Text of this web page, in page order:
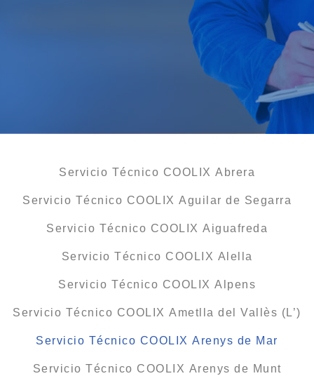
Servicio Técnico COOLIX Abrera
Servicio Técnico COOLIX Aguilar de Segarra
Servicio Técnico COOLIX Aiguafreda
Servicio Técnico COOLIX Alella
Servicio Técnico COOLIX Alpens
Servicio Técnico COOLIX Ametlla del Vallès (L’)
Servicio Técnico COOLIX Arenys de Mar
Servicio Técnico COOLIX Arenys de Munt